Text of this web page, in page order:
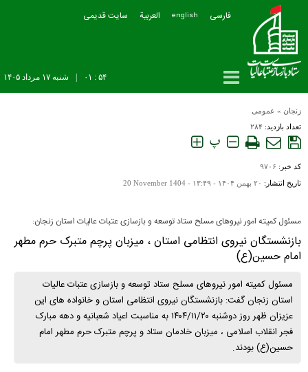
فارسی english العربیة سایت قدیمی
شنبه ۱۷ مرداد ۱۴۰۵ ۵۴ : ۰۱
زنجان » عمومی
تعداد بازدید: ۲۸۴
پ
کد خبر: ۹۷۰۶
تاریخ انتشار: ۲۰ بهمن ۱۴۰۴ - ۱۳:۴۹ - 20 November 1404
مسئول کمیته امور نیروهای مسلح ستاد توسعه و بازسازی عتبات عالیات استان زنجان:
بازنشستگان نیروی انتظامی استان ، میزبان پرچم متبرک حرم مطهر
امام حسین(ع)
مسئول کمیته امور نیروهای مسلح ستاد توسعه و بازسازی عتبات عالیات
استان زنجان گفت: بازنشستگان نیروی انتظامی استان و خانواده های این
عزیزان ظهر روز دوشنبه ۱۴۰۴/۱۱/۲۰ به مناسبت اعیاد شعبانیه و دهه مبارک
فجر انقلاب اسلامی ، میزبان خادمان ستاد و پرچم متبرک حرم مطهر امام
حسین(ع) بودند.